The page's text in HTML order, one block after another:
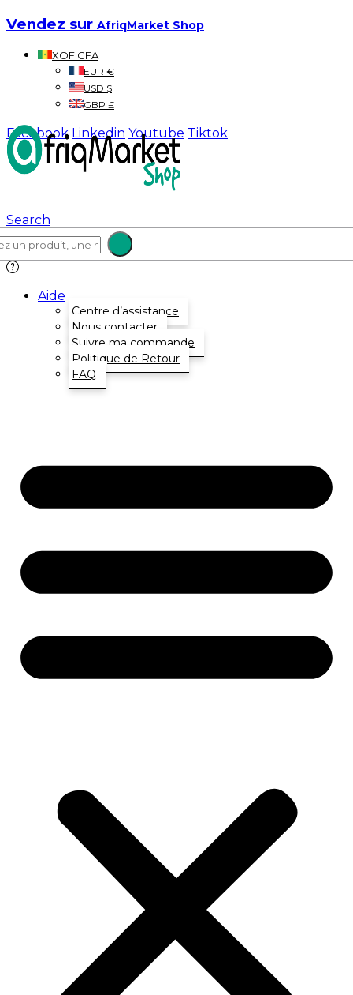
Vendez sur AfriqMarket Shop
XOF CFA
EUR €
USD $
GBP £
Facebook Linkedin Youtube Tiktok
Search
Aide
Centre d’assistance
Nous contacter
Suivre ma commande
Politique de Retour
FAQ